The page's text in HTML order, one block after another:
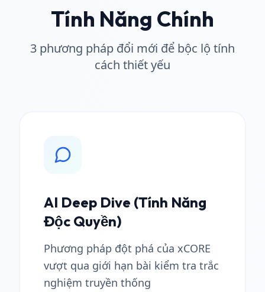
Tính Năng Chính
3 phương pháp đổi mới để bộc lộ tính
cách thiết yếu
AI Deep Dive (Tính Năng
Độc Quyền)
Phương pháp đột phá của xCORE
vượt qua giới hạn bài kiểm tra trắc
nghiệm truyền thống